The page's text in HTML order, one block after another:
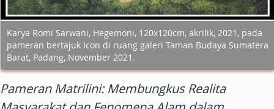
Karya Romi Sarwani, Hegemoni, 120x120cm, akrilik, 2021, pada
pameran bertajuk Icon di ruang galeri Taman Budaya Sumatera
Barat, Padang, November 2021.
Pameran Matrilini: Membungkus Realita